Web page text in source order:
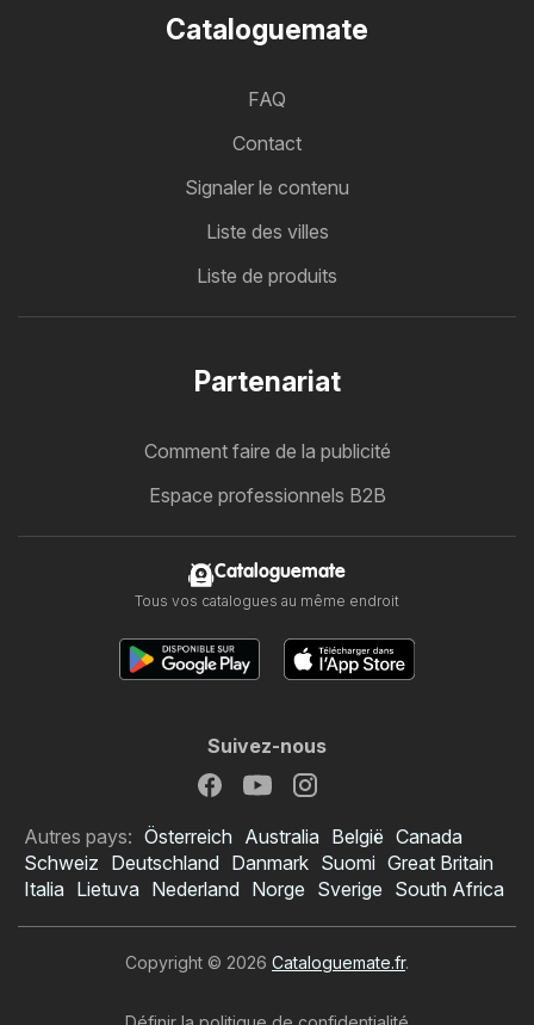
Cataloguemate
FAQ
Contact
Signaler le contenu
Liste des villes
Liste de produits
Partenariat
Comment faire de la publicité
Espace professionnels B2B
Cataloguemate
Tous vos catalogues au même endroit
Suivez-nous
Autres pays: Österreich Australia België Canada
Schweiz Deutschland Danmark Suomi Great Britain
Italia Lietuva Nederland Norge Sverige South Africa
Copyright © 2026 Cataloguemate.fr.